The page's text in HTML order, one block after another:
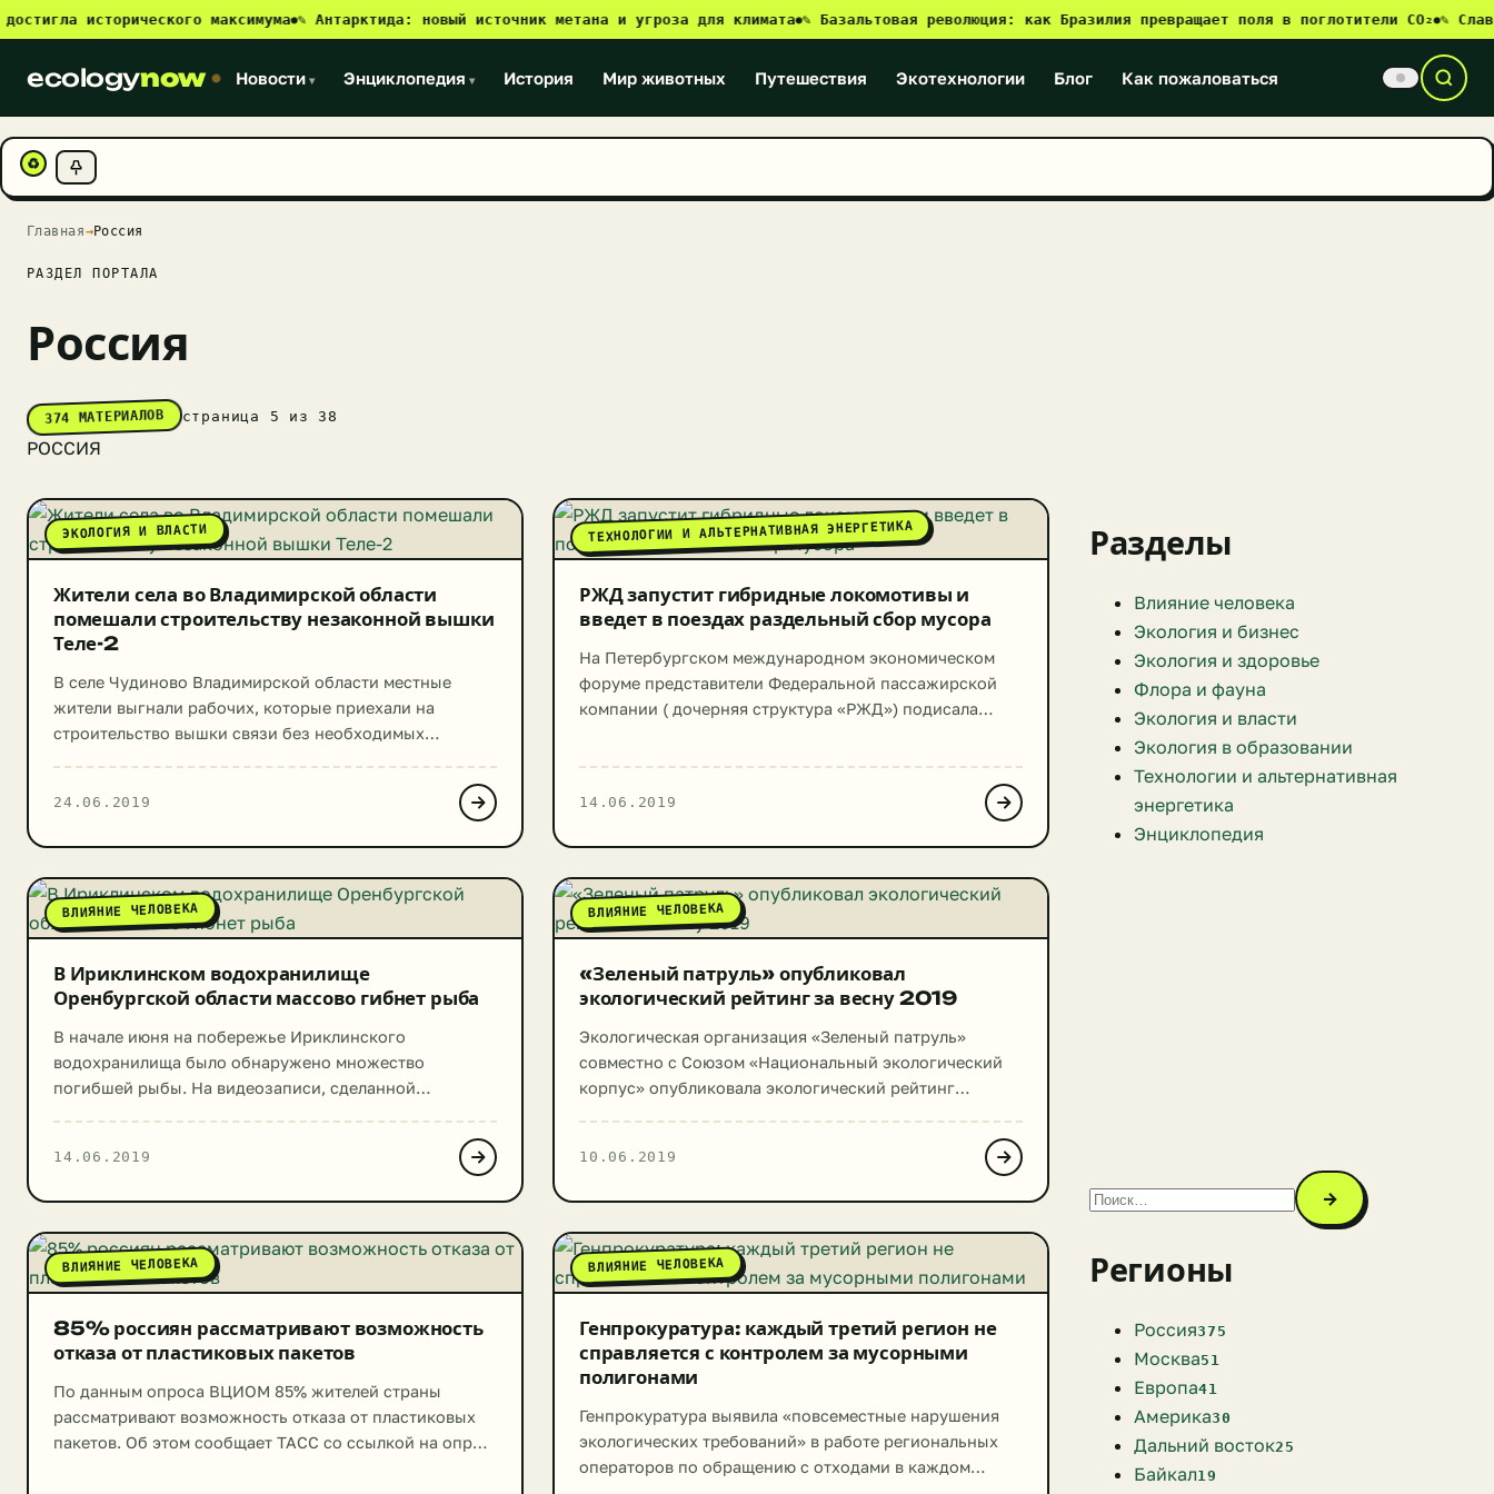
исторического максимума●✎ Антарктида: новый источник метана и угроза для климата●✎ Базальтовая революция: как Бразилия превращает поля в поглотители CO₂● ✎
ecologynow Новости ▾ Энциклопедия ▾ История Мир животных Путешествия Экотехнологии Блог Как пожаловаться
♻
Главная→Россия
РАЗДЕЛ ПОРТАЛА
Россия
374 МАТЕРИАЛОВ страница 5 из 38
РОССИЯ
ЭКОЛОГИЯ И ВЛАСТИ
Жители села во Владимирской области
помешали строительству незаконной вышки
Теле-2
В селе Чудиново Владимирской области местные
жители выгнали рабочих, которые приехали на
строительство вышки связи без необходимых
июня в 4 часа строители начали работы над заливкой
фундамента в нескольких метрах от дома одной из
с начала к ее […]
24.06.2019
ТЕХНОЛОГИИ И АЛЬТЕРНАТИВНАЯ ЭНЕРГЕТИКА
РЖД запустит гибридные локомотивы и
введет в поездах раздельный сбор мусора
На Петербургском международном экономическом
форуме представители Федеральной пассажирской
компании ( дочерняя структура «РЖД») подисала
реформы по обращению с ТБО в России). Соглашение
подразумевает разработку проекта по раздельному
раздельного сбора мусора в России. Мы […]
14.06.2019
ВЛИЯНИЕ ЧЕЛОВЕКА
В Ириклинском водохранилище
Оренбургской области массово гибнет рыба
В начале июня на побережье Ириклинского
водохранилища было обнаружено множество
погибшей рыбы. На видеозаписи, сделанной
крупного размера: от 15 сантиметров и больше. Также
минимум 40 тысяч особей. Проверку […]
14.06.2019
ВЛИЯНИЕ ЧЕЛОВЕКА
«Зеленый патруль» опубликовал
экологический рейтинг за весну 2019
Экологическая организация «Зеленый патруль»
совместно с Союзом «Национальный экологический
корпус» опубликовала экологический рейтинг
Лидирующие позиции в рейтинге заняли следующие
регионы: Список аутсайдеров по сравнению с
патруль» считает: Глава «Зеленого патруля» Андрей
Нагибин рассказал порталу news.ru, что во […]
10.06.2019
ВЛИЯНИЕ ЧЕЛОВЕКА
85% россиян рассматривают возможность
отказа от пластиковых пакетов
По данным опроса ВЦИОМ 85% жителей страны
рассматривают возможность отказа от пластиковых
пакетов. Об этом сообщает ТАСС со ссылкой на опрос
ВЛИЯНИЕ ЧЕЛОВЕКА
Генпрокуратура: каждый третий регион не
справляется с контролем за мусорными
полигонами
Генпрокуратура выявила «повсеместные нарушения
экологических требований» в работе региональных
операторов по обращению с отходами в каждом
Разделы
Влияние человека
Экология и бизнес
Экология и здоровье
Флора и фауна
Экология и власти
Экология в образовании
Технологии и альтернативная
энергетика
Энциклопедия
→
Регионы
Россия375
Москва51
Европа41
Америка30
Дальний восток25
Байкал19